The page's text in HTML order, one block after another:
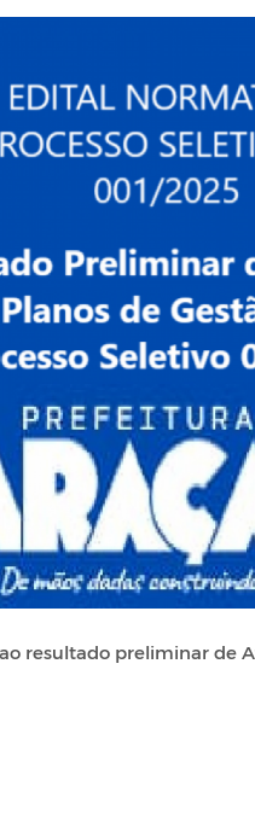
resultado preliminar de